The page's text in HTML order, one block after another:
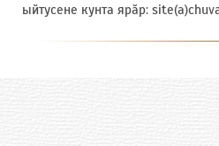
ыйтусене кунта ярӑр: